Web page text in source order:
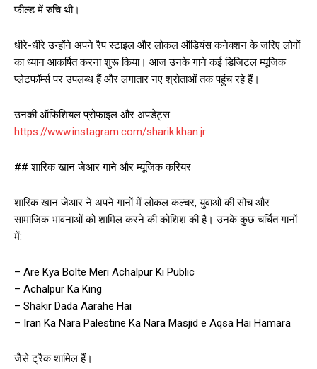
फील्ड में रुचि थी।
धीरे-धीरे उन्होंने अपने रैप स्टाइल और लोकल ऑडियंस कनेक्शन के जरिए लोगों
का ध्यान आकर्षित करना शुरू किया। आज उनके गाने कई डिजिटल म्यूजिक
प्लेटफॉर्म्स पर उपलब्ध हैं और लगातार नए श्रोताओं तक पहुंच रहे हैं।
उनकी ऑफिशियल प्रोफाइल और अपडेट्स:
https://www.instagram.com/sharik.khan.jr
## शारिक खान जेआर गाने और म्यूजिक करियर
शारिक खान जेआर ने अपने गानों में लोकल कल्चर, युवाओं की सोच और
सामाजिक भावनाओं को शामिल करने की कोशिश की है। उनके कुछ चर्चित गानों
में:
– Are Kya Bolte Meri Achalpur Ki Public
– Achalpur Ka King
– Shakir Dada Aarahe Hai
– Iran Ka Nara Palestine Ka Nara Masjid e Aqsa Hai Hamara
जैसे ट्रैक शामिल हैं।